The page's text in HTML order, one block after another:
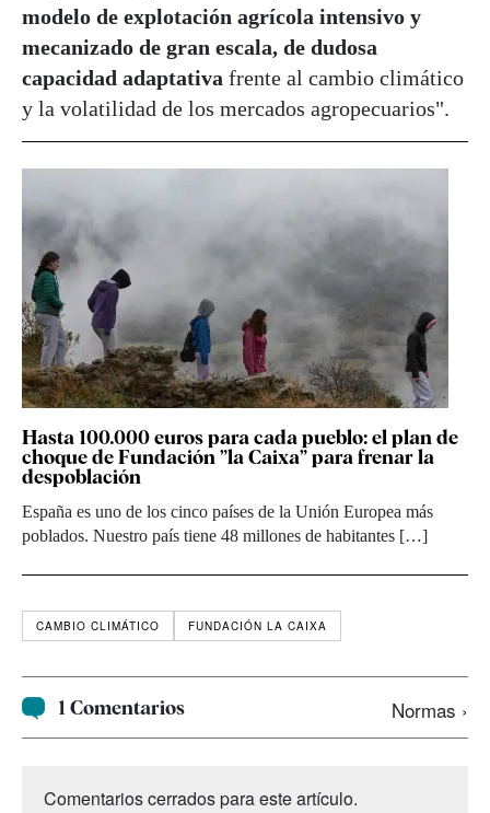
modelo de explotación agrícola intensivo y
mecanizado de gran escala, de dudosa
capacidad adaptativa frente al cambio climático
y la volatilidad de los mercados agropecuarios".
Hasta 100.000 euros para cada pueblo: el plan de
choque de Fundación ”la Caixa” para frenar la
despoblación
España es uno de los cinco países de la Unión Europea más
poblados. Nuestro país tiene 48 millones de habitantes […]
CAMBIO CLIMÁTICO FUNDACIÓN LA CAIXA
1 Comentarios Normas ›
Comentarios cerrados para este artículo.